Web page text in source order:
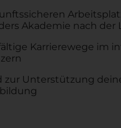
Akademie nach der
Karrierewege im
zur Unterstützung